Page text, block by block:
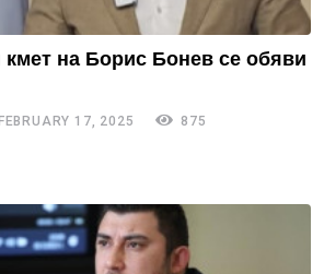
на Борис Бонев се обяви
FEBRUARY 17, 2025
875